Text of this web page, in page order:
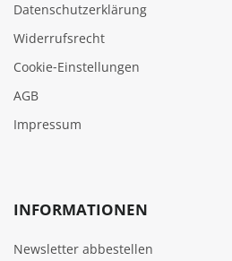
Datenschutzerklärung
Widerrufsrecht
Cookie‑Einstellungen
AGB
Impressum
INFORMATIONEN
Newsletter abbestellen